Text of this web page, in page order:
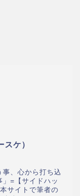
ケ）
事、心から打ち込
=【サイドハッ
サイトで筆者の